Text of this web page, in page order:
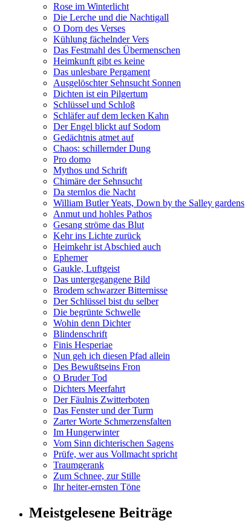
Rose im Winterlicht
Die Lerche und die Nachtigall
O Dorn des Verses
Kühlung fächelnder Vers
Das Festmahl des Übermenschen
Heimkunft gibt es keine
Das unlesbare Pergament
Ausgelöschter Sehnsucht Sonnen
Dichten ist ein Pilgertum
Schlüssel und Schloß
Schläfer auf dem lecken Kahn
Der Engel blickt auf Sodom
Gedächtnis atmet auf
Chaos: schillernder Dung
Pro domo
Mythos und Schrift
Chimäre der Sehnsucht
Da sternlos die Nacht
William Butler Yeats, Down by the Salley gardens
Anmut und hohles Pathos
Gesang ströme das Blut
Kehr ins Lichte zurück
Heimkehr ist Abschied auch
Ephemer
Gaukle, Luftgeist
Das untergegangene Bild
Brodem schwarzer Bitternisse
Der Schlüssel bist du selber
Die begrünte Schwelle
Wohin denn Dichter
Blindenschrift
Finis Hesperiae
Nun geh ich diesen Pfad allein
Des Bewußtseins Fron
O Bruder Tod
Dichters Meerfahrt
Der Fäulnis Zwitterboten
Das Fenster und der Turm
Zarter Worte Schmerzensfalten
Im Hungerwinter
Vom Sinn dichterischen Sagens
Prüfe, wer aus Vollmacht spricht
Traumgerank
Zum Schnee, zur Stille
Ihr heiter-ernsten Töne
Meistgelesene Beiträge